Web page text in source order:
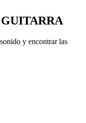
y encontrar las